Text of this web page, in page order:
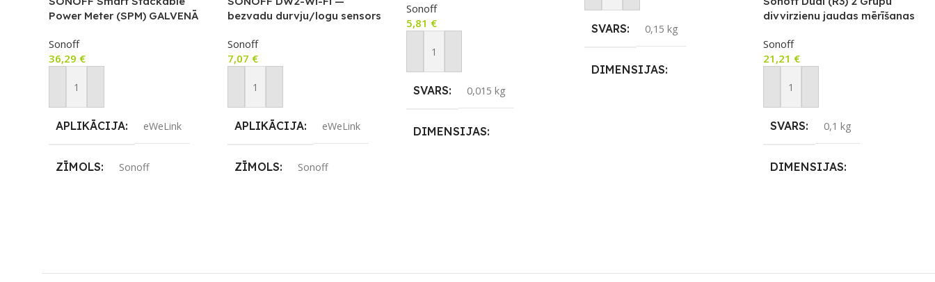
Power Meter (SPM) GALVENĀ
Sonoff
36,29 €
Pievienot Grozam
APLIKĀCIJA eWeLink
ZĪMOLS Sonoff
bezvadu durvju/logu sensors
Sonoff
7,07 €
Pievienot Grozam
APLIKĀCIJA eWeLink
ZĪMOLS Sonoff
Sonoff
5,81 €
Pievienot Grozam
SVARS 0,015 kg
DIMENSIJAS
SVARS 0,15 kg
DIMENSIJAS
divvirzienu jaudas mērīšanas
Sonoff
21,21 €
Pievienot Grozam
SVARS 0,1 kg
DIMENSIJAS